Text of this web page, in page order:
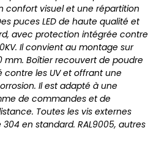
confort visuel et une répartition
puces LED de haute qualité et
avec protection intégrée contre
Il convient au montage sur
Boîtier recouvert de poudre
contre les UV et offrant une
Il est adapté à une
de commandes et de
Toutes les vis externes
en standard. RAL9005, autres